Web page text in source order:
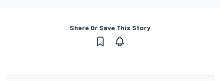
Share Or Save This Story